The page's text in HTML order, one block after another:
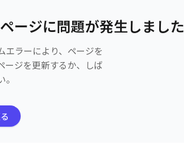
ージに問題が発生しました
エラーにより、ページを
ージを更新するか、しば